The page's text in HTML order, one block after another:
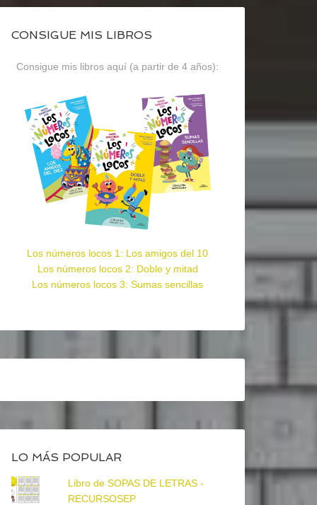
CONSIGUE MIS LIBROS
Consigue mis libros aquí (a partir de 4 años):
Los números locos 1: Los amigos del 10
Los números locos 2: Doble y mitad
Los números locos 3: Sumas sencillas
LO MÁS POPULAR
Libro de SOPAS DE LETRAS -
RECURSOSEP